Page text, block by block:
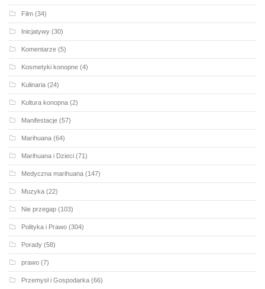
Film (34)
Inicjatywy (30)
Komentarze (5)
Kosmetyki konopne (4)
Kulinaria (24)
Kultura konopna (2)
Manifestacje (57)
Marihuana (64)
Marihuana i Dzieci (71)
Medyczna marihuana (147)
Muzyka (22)
Nie przegap (103)
Polityka i Prawo (304)
Porady (58)
prawo (7)
Przemysł i Gospodarka (66)